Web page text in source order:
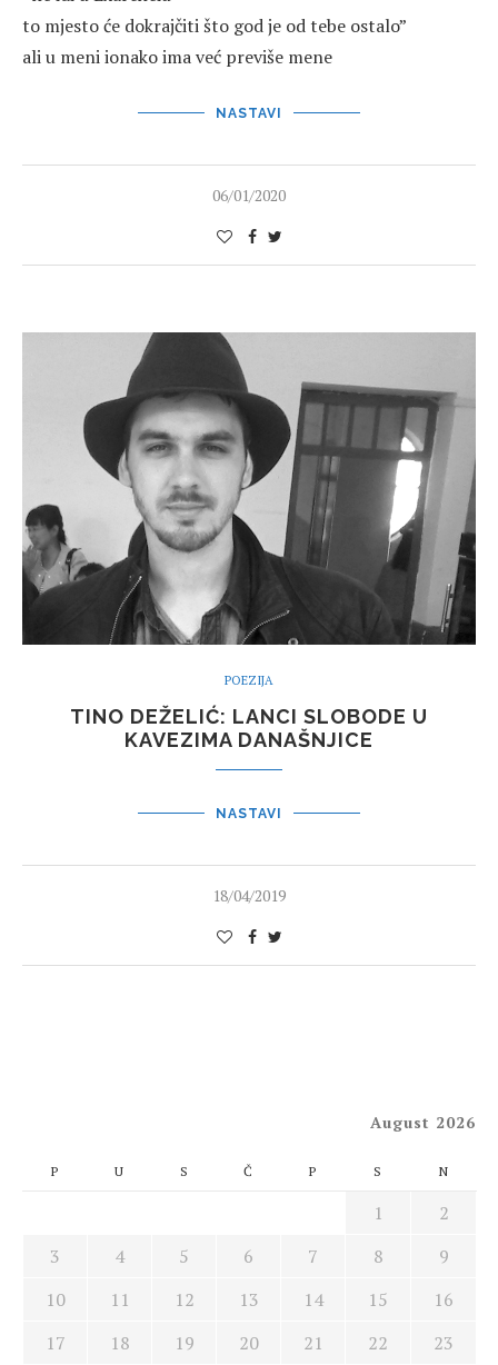
to mjesto će dokrajčiti što god je od tebe ostalo”
ali u meni ionako ima već previše mene
NASTAVI
06/01/2020
POEZIJA
TINO DEŽELIĆ: LANCI SLOBODE U
KAVEZIMA DANAŠNJICE
NASTAVI
18/04/2019
August 2026
P U S Č P S N
1
2
3
4 5 6 7 8
9
10
11 12 13 14 15
16
17
18 19 20 21 22
23